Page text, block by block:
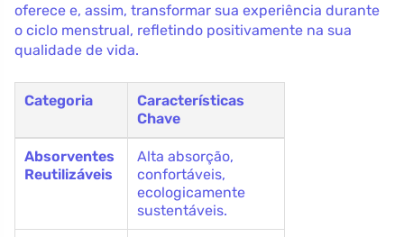
oferece e, assim, transformar sua experiência durante
o ciclo menstrual, refletindo positivamente na sua
qualidade de vida.
Categoria
Características
Chave
Absorventes
Reutilizáveis
Alta absorção,
confortáveis,
ecologicamente
sustentáveis.